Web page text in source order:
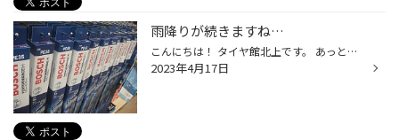
雨降りが続きますね…
こんにちは！ タイヤ館北上です。 あっという間に桜も散り、 最近はぐずついた天気が 続いていますね。 週間天気予報を見ても 梅雨かな？と思うくらいの 連続雨予報！！(; ･`д･´) ご使用中のワイパー、 拭きムラなど表れていませんか？ 当店、ワイパー在庫ございます。 タイヤ交換とご一緒に ワイパ...
2023年4月17日